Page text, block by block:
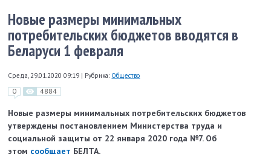
Новые размеры минимальных
потребительских бюджетов вводятся в
Беларуси 1 февраля
Среда, 29.01.2020 09:19 | Рубрика: Общество
0 4884
Новые размеры минимальных потребительских бюджетов
утверждены постановлением Министерства труда и
социальной защиты от 22 января 2020 года №7. Об
этом сообщает БЕЛТА.